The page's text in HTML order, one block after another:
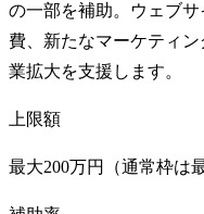
の一部を補助。ウェブ
費、新たなマーケティ
業拡大を支援します。
上限額
最大200万円（通常枠は